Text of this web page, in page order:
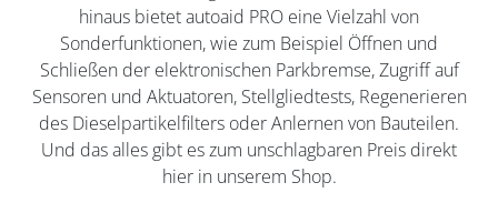
hinaus bietet autoaid PRO eine Vielzahl von
Sonderfunktionen, wie zum Beispiel Öffnen und
Schließen der elektronischen Parkbremse, Zugriff auf
Sensoren und Aktuatoren, Stellgliedtests, Regenerieren
des Dieselpartikelfilters oder Anlernen von Bauteilen.
Und das alles gibt es zum unschlagbaren Preis direkt
hier in unserem Shop.